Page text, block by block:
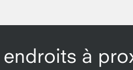
à